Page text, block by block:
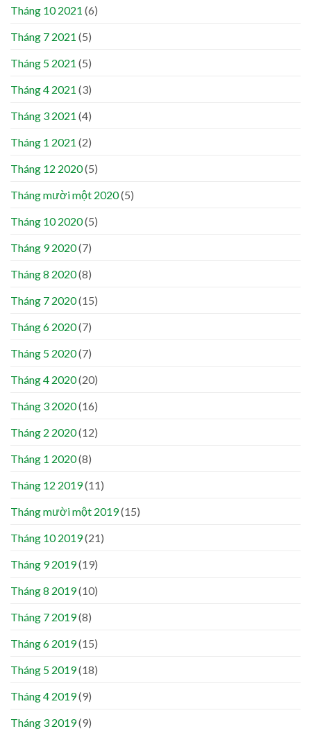
Tháng 10 2021 (6)
Tháng 7 2021 (5)
Tháng 5 2021 (5)
Tháng 4 2021 (3)
Tháng 3 2021 (4)
Tháng 1 2021 (2)
Tháng 12 2020(5)
Tháng mười một 2020(5)
Tháng 10 2020(5)
Tháng 9 2020(7)
Tháng 8 2020(8)
Tháng 7 2020(15)
Tháng 6 2020(7)
Tháng 5 2020(7)
Tháng 4 2020(20)
Tháng 3 2020(16)
Tháng 2 2020(12)
Tháng 1 2020(8)
Tháng 12 2019(11)
Tháng mười một 2019(15)
Tháng 10 2019(21)
Tháng 9 2019(19)
Tháng 8 2019(10)
Tháng 7 2019(8)
Tháng 6 2019(15)
Tháng 5 2019(18)
Tháng 4 2019(9)
Tháng 3 2019(9)